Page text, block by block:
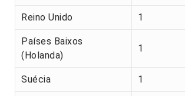
Reino Unido 1
Países Baixos
(Holanda)
1
Suécia 1